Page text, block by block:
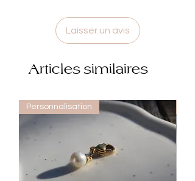
Laisser un avis
Articles similaires
Personnalisation